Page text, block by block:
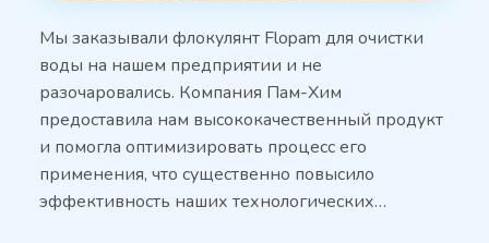
Мы заказывали флокулянт Flopam для очистки
воды на нашем предприятии и не
разочаровались. Компания Пам-Хим
предоставила нам высококачественный продукт
и помогла оптимизировать процесс его
применения, что существенно повысило
эффективность наших технологических…